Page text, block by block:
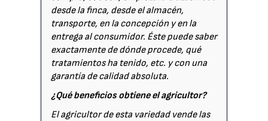
desde la finca, desde el almacén,
transporte, en la concepción y en la
entrega al consumidor. Éste puede saber
exactamente de dónde procede, qué
tratamientos ha tenido, etc. y con una
garantía de calidad absoluta.
¿Qué beneficios obtiene el agricultor?
El agricultor de esta variedad vende las